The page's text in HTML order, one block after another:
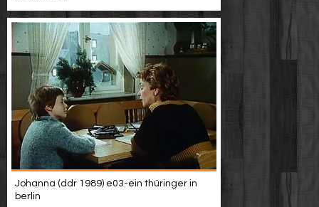
Johanna (ddr 1989) e03-ein thüringer in
berlin